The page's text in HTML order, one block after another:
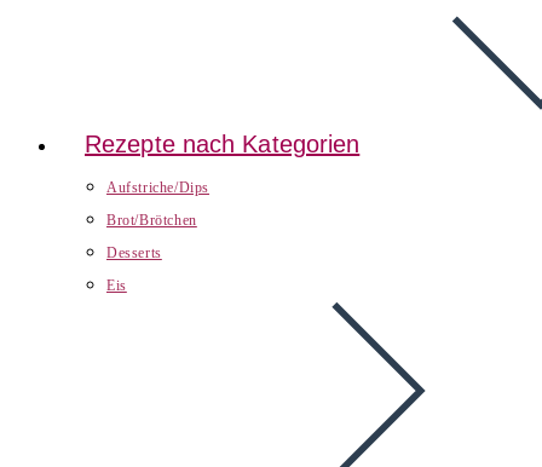
Rezepte nach Kategorien
Aufstriche/Dips
Brot/Brötchen
Desserts
Eis